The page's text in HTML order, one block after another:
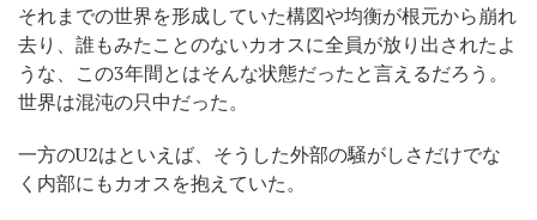
それまでの世界を形成していた構図や均衡が根元から崩れ
去り、誰もみたことのないカオスに全員が放り出されたよ
うな、この3年間とはそんな状態だったと言えるだろう。
世界は混沌の只中だった。
一方のU2はといえば、そうした外部の騒がしさだけでな
く内部にもカオスを抱えていた。